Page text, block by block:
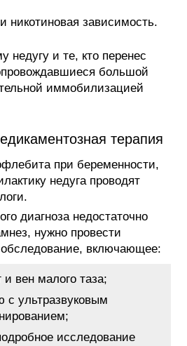
никотиновая зависимость.
недугу и те, кто перенес
большой
иммобилизацией
терапия
при беременности,
недуга проводят
диагноза недостаточно
нужно провести
включающее:
вен малого таза;
с ультразвуковым
исследование